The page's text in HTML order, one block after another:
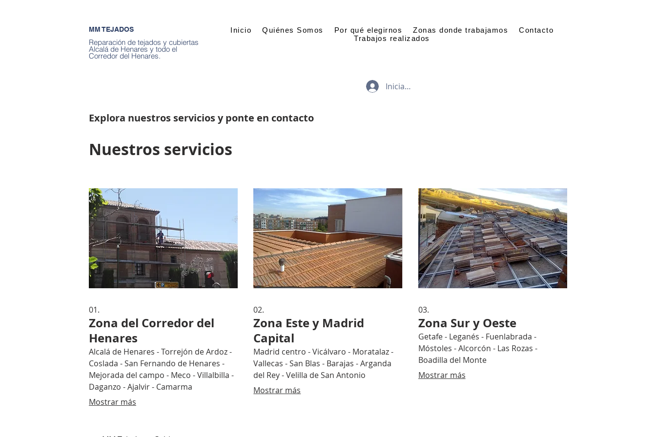
MM TEJADOS
Reparación de tejados y cubiertas
Alcalá de Henares y todo el
Corredor del Henares.
Inicio Quiénes Somos Por qué elegirnos Zonas donde trabajamos
Contacto
Trabajos realizados
Iniciar sesión
Explora nuestros servicios y ponte en contacto
Nuestros servicios
01.
Zona del Corredor del
Henares
Alcalá de Henares - Torrejón de Ardoz -
Coslada - San Fernando de Henares -
Mejorada del campo - Meco - Villalbilla -
Daganzo - Ajalvir - Camarma
Mostrar más
02.
Zona Este y Madrid
Capital
Madrid centro - Vicálvaro - Moratalaz -
Vallecas - San Blas - Barajas - Arganda
del Rey - Velilla de San Antonio
Mostrar más
03.
Zona Sur y Oeste
Getafe - Leganés - Fuenlabrada -
Móstoles - Alcorcón - Las Rozas -
Boadilla del Monte
Mostrar más